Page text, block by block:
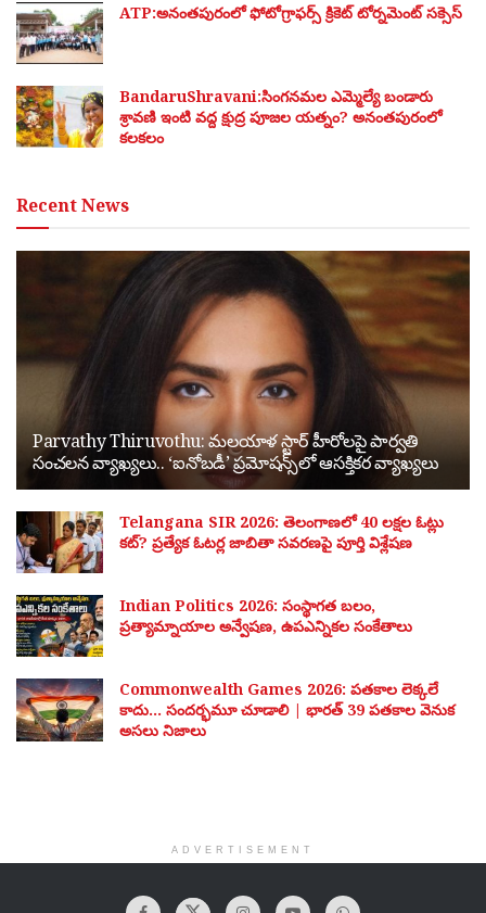
ATP:అనంతపురంలో ఫోటోగ్రాఫర్స్ క్రికెట్ టోర్నమెంట్ సక్సెస్
BandaruShravani:సింగనమల ఎమ్మెల్యే బండారు
శ్రావణి ఇంటి వద్ద క్షుద్ర పూజల యత్నం? అనంతపురంలో
కలకలం
Recent News
Parvathy Thiruvothu: మలయాళ స్టార్ హీరోలపై పార్వతి
సంచలన వ్యాఖ్యలు.. ‘ఐనోబడీ’ ప్రమోషన్స్‌లో ఆసక్తికర వ్యాఖ్యలు
Telangana SIR 2026: తెలంగాణలో 40 లక్షల ఓట్లు
కట్? ప్రత్యేక ఓటర్ల జాబితా సవరణపై పూర్తి విశ్లేషణ
Indian Politics 2026: సంస్థాగత బలం,
ప్రత్యామ్నాయాల అన్వేషణ, ఉపఎన్నికల సంకేతాలు
Commonwealth Games 2026: పతకాల లెక్కలే
కాదు… సందర్భమూ చూడాలి | భారత్ 39 పతకాల వెనుక
అసలు నిజాలు
ADVERTISEMENT